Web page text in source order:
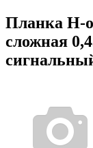
Планка Н-
сложная